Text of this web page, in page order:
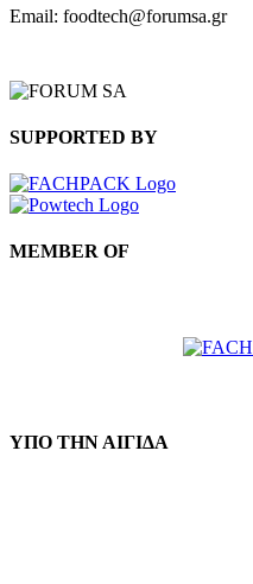
Email: foodtech@forumsa.gr
SUPPORTED BY
MEMBER OF
ΥΠΟ ΤΗΝ ΑΙΓΙΔΑ